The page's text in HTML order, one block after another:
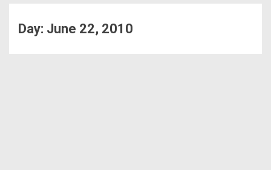
Day: June 22, 2010